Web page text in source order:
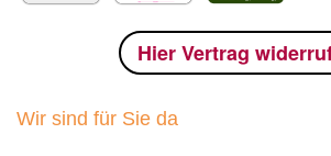
Hier Vertrag
Wir sind für Sie da